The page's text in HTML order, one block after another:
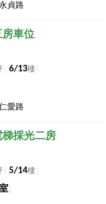
貞路
房車位
6/13樓
愛路
採光二房
5/14樓